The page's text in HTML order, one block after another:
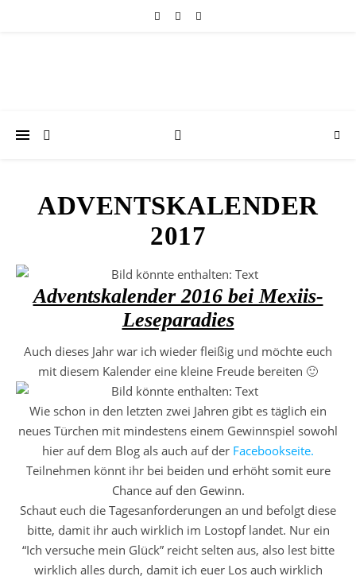
ADVENTSKALENDER
2017
Adventskalender 2016 bei Mexiis-
Leseparadies
Auch dieses Jahr war ich wieder fleißig und möchte euch
mit diesem Kalender eine kleine Freude bereiten 🙂
Wie schon in den letzten zwei Jahren gibt es täglich ein
neues Türchen mit mindestens einem Gewinnspiel sowohl
hier auf dem Blog als auch auf der Facebookseite.
Teilnehmen könnt ihr bei beiden und erhöht somit eure
Chance auf den Gewinn.
Schaut euch die Tagesanforderungen an und befolgt diese
bitte, damit ihr auch wirklich im Lostopf landet. Nur ein
“Ich versuche mein Glück” reicht selten aus, also lest bitte
wirklich alles durch, damit ich euer Los auch wirklich